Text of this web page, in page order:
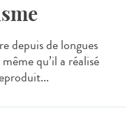
depuis de longues
qu’il a réalisé